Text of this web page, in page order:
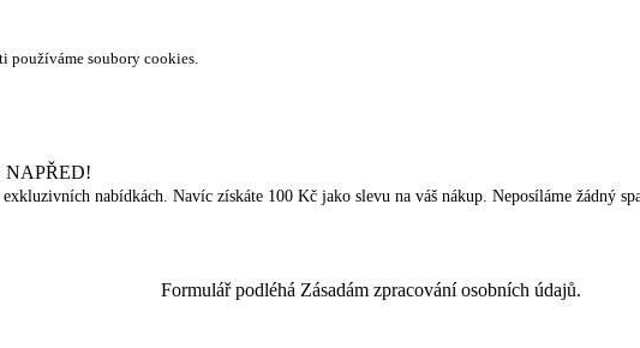
používáme soubory cookies.
NAPŘED!
nabídkách. Navíc získáte 100 Kč jako slevu na váš nákup. Neposíláme žádný
Formulář podléhá Zásadám zpracování osobních údajů.